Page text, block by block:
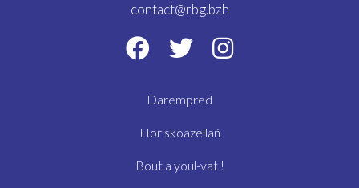
contact@rbg.bzh
Darempred
Hor skoazellañ
Bout a youl-vat !